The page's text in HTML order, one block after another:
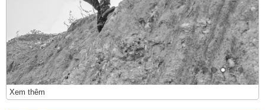
Xem thêm